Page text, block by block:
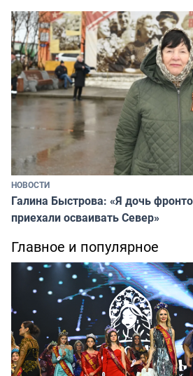
НОВОСТИ
Галина Быстрова: «Я дочь
приехали осваивать Север»
Главное и популярное